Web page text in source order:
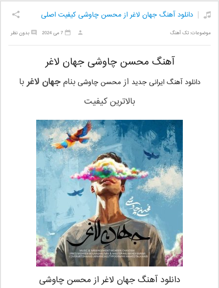
دانلود آهنگ جهان لاغر از محسن چاوشی کیفیت اصلی
موضوعات:تک آهنگ بدون نظر 7 می 2024
آهنگ محسن چاوشی جهان لاغر
دانلود آهنگ ایرانی جدید ازمحسن چاوشیبنامجهان لاغربا
بالاترین کیفیت
دانلود آهنگ جهان لاغر از محسن چاوشی